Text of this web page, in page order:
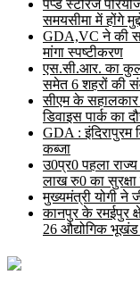
पंप्ड स्टोरेज
समयसीमा में होंगे
GDA,VC ने की
मांगा स्पष्टीकरण
एस.सी.आर. का कुल
समेत 6 शहरों की
सीएम के
डिवाइस पार्क का
GDA : इंदिरापुरम
कब्जा
उ0प्र0 पहला
लाख रु0 का
मुख्यमंत्री योगी ने
कानपुर के रमईपुर
26 औद्योगिक